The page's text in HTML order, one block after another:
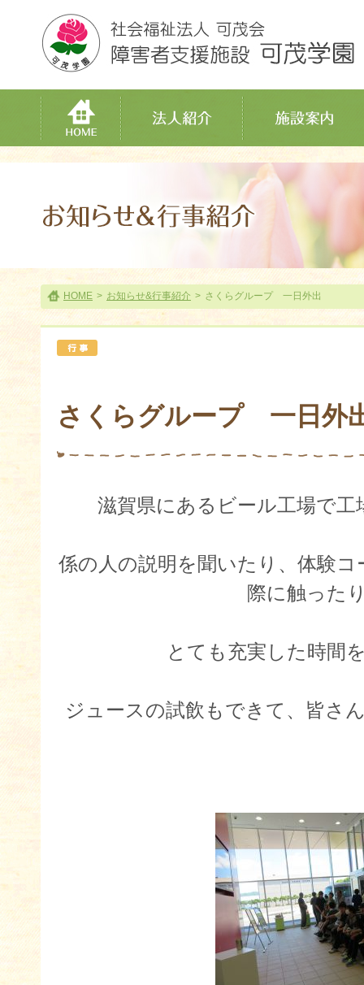
HOME > お知らせ&行事紹介 > さくらグループ 一日外出
さくらグループ 一日外
滋賀県にあるビール工場で
係の人の説明を聞いたり、体験
際に触った
とても充実した時間
ジュースの試飲もできて、皆さ